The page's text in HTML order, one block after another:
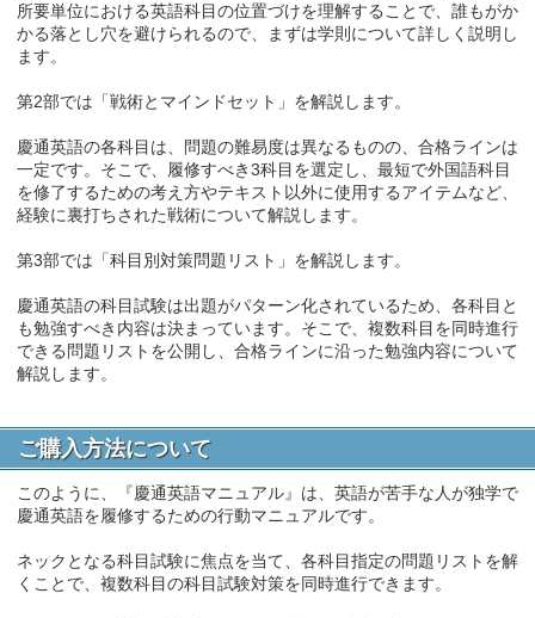
所要単位における英語科目の位置づけを理解することで、誰もがか
かる落とし穴を避けられるので、まずは学則について詳しく説明し
ます。
第2部では「戦術とマインドセット」を解説します。
慶通英語の各科目は、問題の難易度は異なるものの、合格ラインは
一定です。そこで、履修すべき3科目を選定し、最短で外国語科目
を修了するための考え方やテキスト以外に使用するアイテムなど、
経験に裏打ちされた戦術について解説します。
第3部では「科目別対策問題リスト」を解説します。
慶通英語の科目試験は出題がパターン化されているため、各科目と
も勉強すべき内容は決まっています。そこで、複数科目を同時進行
できる問題リストを公開し、合格ラインに沿った勉強内容について
解説します。
ご購入方法について
このように、『慶通英語マニュアル』は、英語が苦手な人が独学で
慶通英語を履修するための行動マニュアルです。
ネックとなる科目試験に焦点を当て、各科目指定の問題リストを解
くことで、複数科目の科目試験対策を同時進行できます。